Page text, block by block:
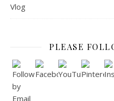
Vlog
PLEASE